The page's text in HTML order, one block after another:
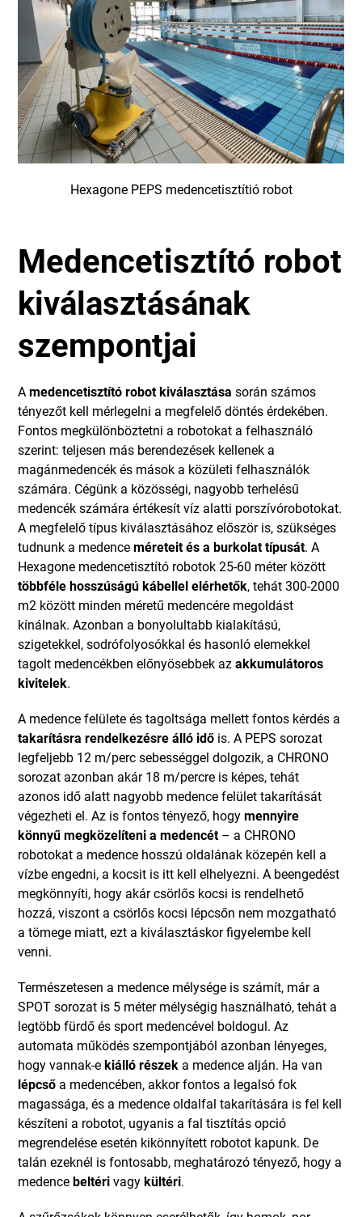
Hexagone PEPS medencetisztítió robot
Medencetisztító robot
kiválasztásának
szempontjai
Amedencetisztító robot kiválasztása során számos
tényezőt kell mérlegelni a megfelelő döntés érdekében.
Fontos megkülönböztetni a robotokat a felhasználó
szerint: teljesen más berendezések kellenek a
magánmedencék és mások a közületi felhasználók
számára. Cégünk a közösségi, nagyobb terhelésű
medencék számára értékesít víz alatti porszívórobotokat.
A megfelelő típus kiválasztásához először is, szükséges
tudnunk a medenceméreteit és a burkolat típusát. A
Hexagone medencetisztító robotok 25-60 méter között
többféle hosszúságú kábellel elérhetők, tehát 300-2000
m2 között minden méretű medencére megoldást
kínálnak. Azonban a bonyolultabb kialakítású,
szigetekkel, sodrófolyosókkal és hasonló elemekkel
tagolt medencékben előnyösebbek azakkumulátoros
kivitelek.
A medence felülete és tagoltsága mellett fontos kérdés a
takarításra rendelkezésre álló idő is. A PEPS sorozat
legfeljebb 12 m/perc sebességgel dolgozik, a CHRONO
sorozat azonban akár 18 m/percre is képes, tehát
azonos idő alatt nagyobb medence felület takarítását
végezheti el. Az is fontos tényező, hogymennyire
könnyű megközelíteni a medencét– a CHRONO
robotokat a medence hosszú oldalának közepén kell a
vízbe engedni, a kocsit is itt kell elhelyezni. A beengedést
megkönnyíti, hogy akár csörlős kocsi is rendelhető
hozzá, viszont a csörlős kocsi lépcsőn nem mozgatható
a tömege miatt, ezt a kiválasztáskor figyelembe kell
venni.
Természetesen a medence mélysége is számít, már a
SPOT sorozat is 5 méter mélységig használható, tehát a
legtöbb fürdő és sport medencével boldogul. Az
automata működés szempontjából azonban lényeges,
hogy vannak-ekiálló részek a medence alján. Ha van
lépcső a medencében, akkor fontos a legalsó fok
magassága, és a medence oldalfal takarítására is fel kell
készíteni a robotot, ugyanis a fal tisztítás opció
megrendelése esetén kikönnyített robotot kapunk. De
talán ezeknél is fontosabb, meghatározó tényező, hogy a
medencebeltérivagykültéri.